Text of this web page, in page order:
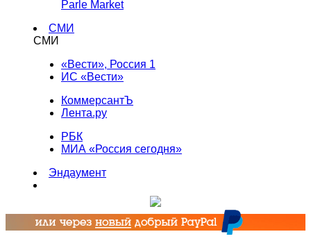
Parle Market
СМИ
СМИ
«Вести», Россия 1
ИС «Вести»
КоммерсантЪ
Лента.ру
РБК
МИА «Россия сегодня»
Эндаумент